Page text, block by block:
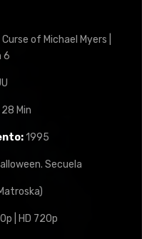
of Michael Myers |
6
28 Min
1995
Secuela
| HD 720p